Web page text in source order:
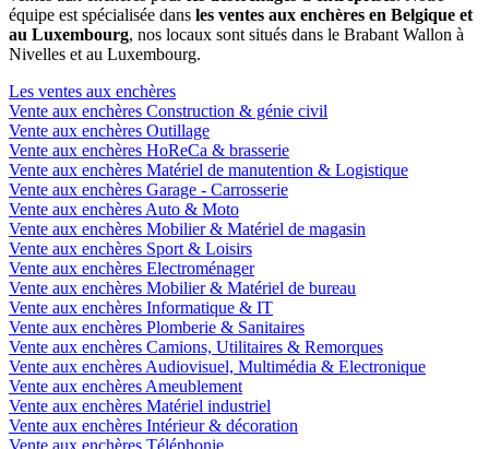
équipe est spécialisée dans les ventes aux enchères en Belgique et
au Luxembourg, nos locaux sont situés dans le Brabant Wallon à
Nivelles et au Luxembourg.
Les ventes aux enchères
Vente aux enchères Construction & génie civil
Vente aux enchères Outillage
Vente aux enchères HoReCa & brasserie
Vente aux enchères Matériel de manutention & Logistique
Vente aux enchères Garage - Carrosserie
Vente aux enchères Auto & Moto
Vente aux enchères Mobilier & Matériel de magasin
Vente aux enchères Sport & Loisirs
Vente aux enchères Electroménager
Vente aux enchères Mobilier & Matériel de bureau
Vente aux enchères Informatique & IT
Vente aux enchères Plomberie & Sanitaires
Vente aux enchères Camions, Utilitaires & Remorques
Vente aux enchères Audiovisuel, Multimédia & Electronique
Vente aux enchères Ameublement
Vente aux enchères Matériel industriel
Vente aux enchères Intérieur & décoration
Vente aux enchères Téléphonie